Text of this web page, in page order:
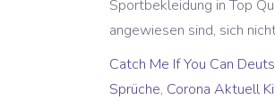
Catch Me If You Can
Sprüche, Corona Aktuell